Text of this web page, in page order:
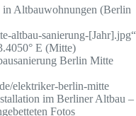
Altbauwohnungen (Berlin
altbau-sanierung-[Jahr].jpg“
E (Mitte)
Berlin Mitte
elektriker-berlin-mitte
im Berliner Altbau –
Fotos